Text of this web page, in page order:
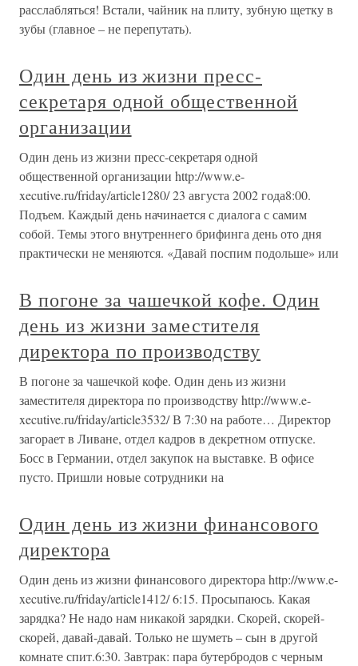
расслабляться! Встали, чайник на плиту, зубную щетку в
зубы (главное – не перепутать).
Один день из жизни пресс-
секретаря одной общественной
организации
Один день из жизни пресс-секретаря одной
общественной организации http://www.e-
xecutive.ru/friday/article1280/ 23 августа 2002 года8:00.
Подъем. Каждый день начинается с диалога с самим
собой. Темы этого внутреннего брифинга день ото дня
практически не меняются. «Давай поспим подольше» или
В погоне за чашечкой кофе. Один
день из жизни заместителя
директора по производству
В погоне за чашечкой кофе. Один день из жизни
заместителя директора по производству http://www.e-
xecutive.ru/friday/article3532/ В 7:30 на работе… Директор
загорает в Ливане, отдел кадров в декретном отпуске.
Босс в Германии, отдел закупок на выставке. В офисе
пусто. Пришли новые сотрудники на
Один день из жизни финансового
директора
Один день из жизни финансового директора http://www.e-
xecutive.ru/friday/article1412/ 6:15. Просыпаюсь. Какая
зарядка? Не надо нам никакой зарядки. Скорей, скорей-
скорей, давай-давай. Только не шуметь – сын в другой
комнате спит.6:30. Завтрак: пара бутербродов с черным